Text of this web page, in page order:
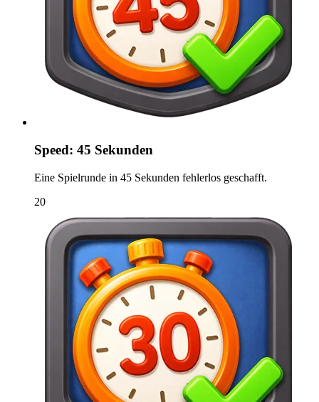
Speed: 45 Sekunden
Eine Spielrunde in 45 Sekunden fehlerlos geschafft.
20